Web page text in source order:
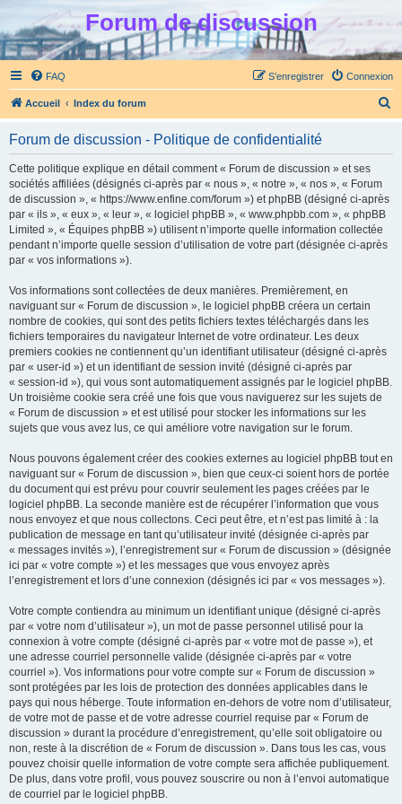
Forum de discussion
FAQ Connexion
S’enregistrer
Accueil Index du forum
Forum de discussion - Politique de confidentialité
Cette politique explique en détail comment « Forum de discussion » et ses
sociétés affiliées (désignés ci-après par « nous », « notre », « nos », « Forum
de discussion », « https://www.enfine.com/forum ») et phpBB (désigné ci-après
par « ils », « eux », « leur », « logiciel phpBB », « www.phpbb.com », « phpBB
Limited », « Équipes phpBB ») utilisent n’importe quelle information collectée
pendant n’importe quelle session d’utilisation de votre part (désignée ci-après
par « vos informations »).
Vos informations sont collectées de deux manières. Premièrement, en
naviguant sur « Forum de discussion », le logiciel phpBB créera un certain
nombre de cookies, qui sont des petits fichiers textes téléchargés dans les
fichiers temporaires du navigateur Internet de votre ordinateur. Les deux
premiers cookies ne contiennent qu’un identifiant utilisateur (désigné ci-après
par « user-id ») et un identifiant de session invité (désigné ci-après par
« session-id »), qui vous sont automatiquement assignés par le logiciel phpBB.
Un troisième cookie sera créé une fois que vous naviguerez sur les sujets de
« Forum de discussion » et est utilisé pour stocker les informations sur les
sujets que vous avez lus, ce qui améliore votre navigation sur le forum.
Nous pouvons également créer des cookies externes au logiciel phpBB tout en
naviguant sur « Forum de discussion », bien que ceux-ci soient hors de portée
du document qui est prévu pour couvrir seulement les pages créées par le
logiciel phpBB. La seconde manière est de récupérer l’information que vous
nous envoyez et que nous collectons. Ceci peut être, et n’est pas limité à : la
publication de message en tant qu’utilisateur invité (désignée ci-après par
« messages invités »), l’enregistrement sur « Forum de discussion » (désignée
ici par « votre compte ») et les messages que vous envoyez après
l’enregistrement et lors d’une connexion (désignés ici par « vos messages »).
Votre compte contiendra au minimum un identifiant unique (désigné ci-après
par « votre nom d’utilisateur »), un mot de passe personnel utilisé pour la
connexion à votre compte (désigné ci-après par « votre mot de passe »), et
une adresse courriel personnelle valide (désignée ci-après par « votre
courriel »). Vos informations pour votre compte sur « Forum de discussion »
sont protégées par les lois de protection des données applicables dans le
pays qui nous héberge. Toute information en-dehors de votre nom d’utilisateur,
de votre mot de passe et de votre adresse courriel requise par « Forum de
discussion » durant la procédure d’enregistrement, qu’elle soit obligatoire ou
non, reste à la discrétion de « Forum de discussion ». Dans tous les cas, vous
pouvez choisir quelle information de votre compte sera affichée publiquement.
De plus, dans votre profil, vous pouvez souscrire ou non à l’envoi automatique
de courriel par le logiciel phpBB.